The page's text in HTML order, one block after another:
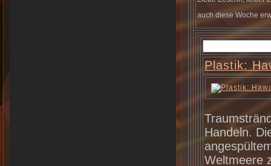
auch diese Woche
Plastik:
Handeln.
Weltmeere